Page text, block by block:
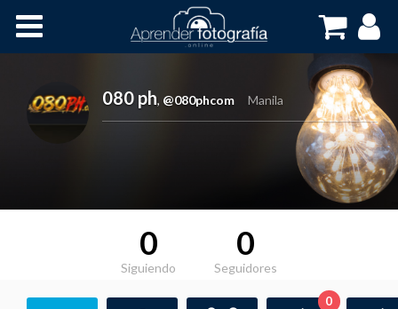
080 ph, @080phcom Manila
0
Siguiendo
0
Seguidores
0